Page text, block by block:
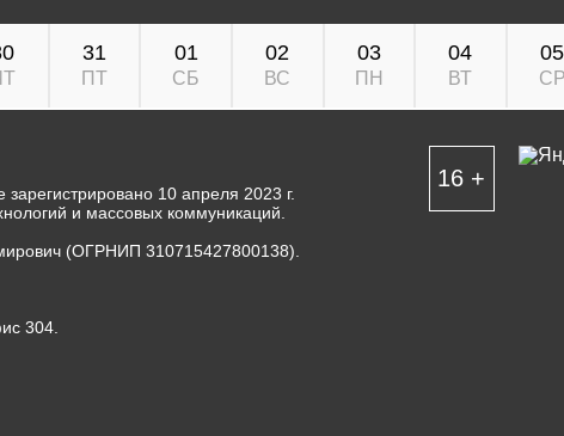
31
ПТ
01
СБ
02
ВС
03
ПН
04
ВТ
05
СР
10 апреля 2023 г.
и массовых коммуникаций.
(ОГРНИП 310715427800138).
304.
16 +